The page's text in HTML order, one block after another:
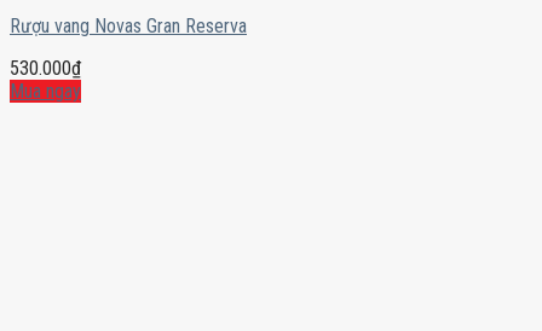
Rượu vang Novas Gran Reserva
530.000₫
Mua ngay